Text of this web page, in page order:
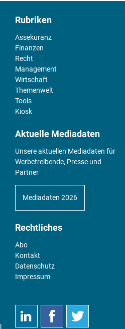
Rubriken
Assekuranz
Finanzen
Recht
Management
Wirtschaft
Themenwelt
Tools
Kiosk
Aktuelle Mediadaten
Unsere aktuellen Mediadaten für
Werbetreibende, Presse und
Partner
Mediadaten 2026
Rechtliches
Abo
Kontakt
Datenschutz
Impressum